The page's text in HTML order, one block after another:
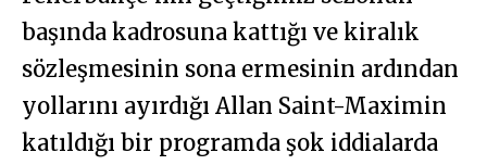
başında kadrosuna kattığı ve kiralık
sözleşmesinin sona ermesinin ardından
yollarını ayırdığı Allan Saint-Maximin
katıldığı bir programda şok iddialarda